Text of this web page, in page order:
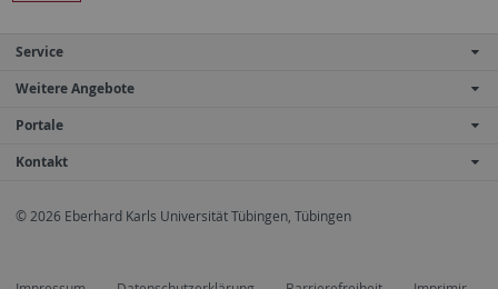
Service
Weitere Angebote
Portale
Kontakt
© 2026 Eberhard Karls Universität Tübingen, Tübingen